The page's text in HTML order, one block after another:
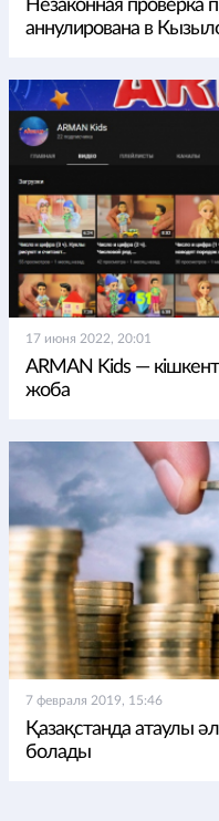
Незаконная проверка
аннулирована в
17 июня 2022, 20:01
ARMAN Kids —
жоба
7 февраля 2019, 15:46
Қазақстанда атаулы
болады